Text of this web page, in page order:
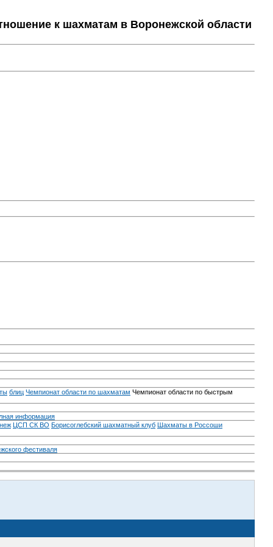
к шахматам в Воронежской области
блиц Чемпионат области по шахматам Чемпионат области по быстрым
информация
ЦСП СК ВО Борисоглебский шахматный клуб Шахматы в Россоши
фестиваля